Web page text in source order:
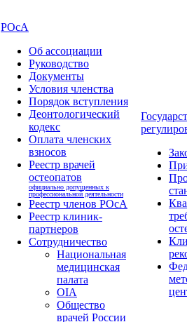
РОсА
Об ассоциации
Руководство
Документы
Условия членства
Порядок вступления
Деонтологический
кодекс
Оплата членских
взносов
Реестр врачей
остеопатов
официально допущенных к
профессиональной деятельности
Реестр членов РОсА
Реестр клиник-
партнеров
Сотрудничество
Национальная
медицинская
палата
OIA
Общество
врачей России